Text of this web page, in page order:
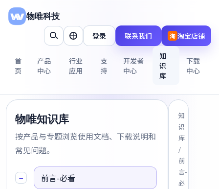
物唯科技
首
页
产品
中心
行业
应用
支
持
开发者
中心
知
识
库
下载
中心
登录 联系我们 淘 淘宝店铺
物唯知识库
按产品与专题浏览使用文档、下载说明和
常见问题。
− 前言-必看
知
识
库
/
前
言-
必